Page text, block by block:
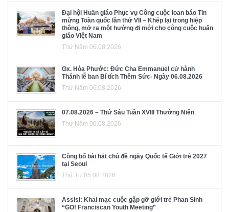
Đại hội Huấn giáo Phục vụ Công cuộc loan báo Tin
mừng Toàn quốc lần thứ VII – Khép lại trong hiệp
thông, mở ra một hướng đi mới cho công cuộc huấn
giáo Việt Nam
Thứ Năm 06.08.2026
Gx. Hòa Phước: Đức Cha Emmanuel cử hành
Thánh lễ ban Bí tích Thêm Sức- Ngày 06.08.2026
Thứ Năm 06.08.2026
07.08.2026 – Thứ Sáu Tuần XVIII Thường Niên
Thứ Năm 06.08.2026
Công bố bài hát chủ đề ngày Quốc tế Giới trẻ 2027
tại Seoul
Thứ Tư 05.08.2026
Assisi: Khai mạc cuộc gặp gỡ giới trẻ Phan Sinh
“GO! Franciscan Youth Meeting”